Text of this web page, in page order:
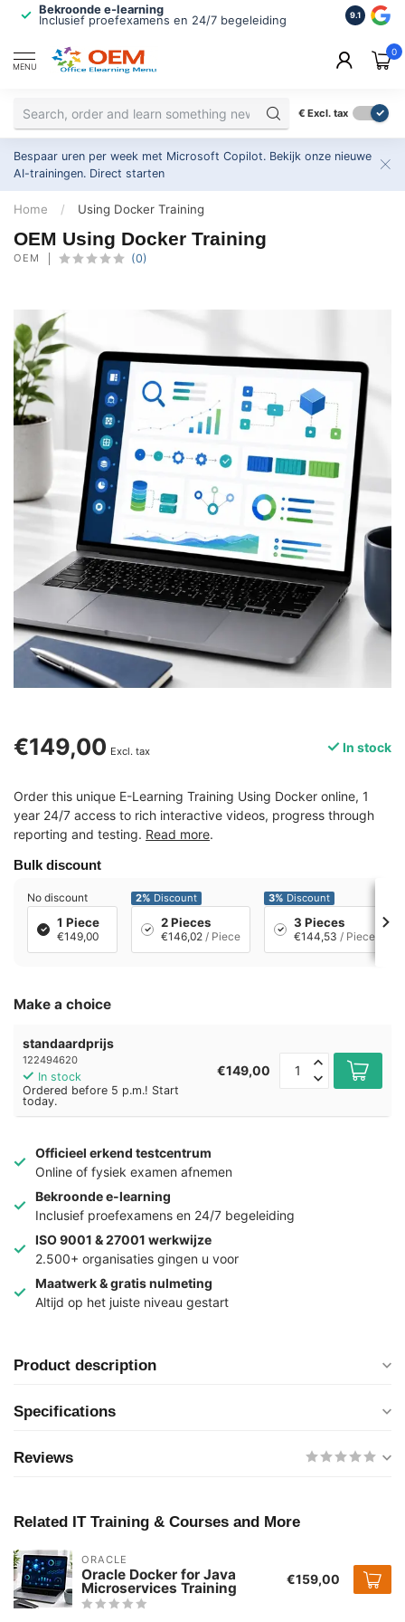
Bekroonde e-learning
Inclusief proefexamens en 24/7 begeleiding
ISO
2.500+
9.1
MENU
0
€ Excl. tax
Bespaar uren per week met Microsoft Copilot. Bekijk onze nieuwe
AI-trainingen. Direct starten
Home / Using Docker Training
OEM Using Docker Training
OEM (0)
€149,00 Excl. tax In stock
Order this unique E-Learning Training Using Docker online, 1
year 24/7 access to rich interactive videos, progress through
reporting and testing. Read more.
Bulk discount
No discount
1 Piece
€149,00
2% Discount
2 Pieces
€146,02 / Piece
3% Discount
3 Pieces
€144,53 / Piece
Make a choice
standaardprijs
122494620
In stock
Ordered before 5 p.m.! Start
today.
€149,00
Officieel erkend testcentrum
Online of fysiek examen afnemen
Bekroonde e-learning
Inclusief proefexamens en 24/7 begeleiding
ISO 9001 & 27001 werkwijze
2.500+ organisaties gingen u voor
Maatwerk & gratis nulmeting
Altijd op het juiste niveau gestart
Product description
Specifications
Reviews
Related IT Training & Courses and More
ORACLE
Oracle Docker for Java
Microservices Training €159,00